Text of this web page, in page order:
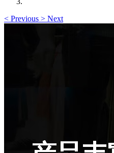
< Previous > Next